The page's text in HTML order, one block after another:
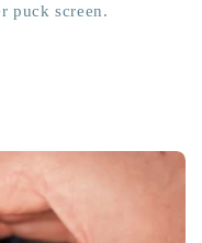
puck screen.